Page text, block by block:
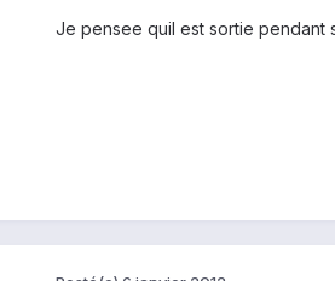
Je pensee quil est sortie pendant